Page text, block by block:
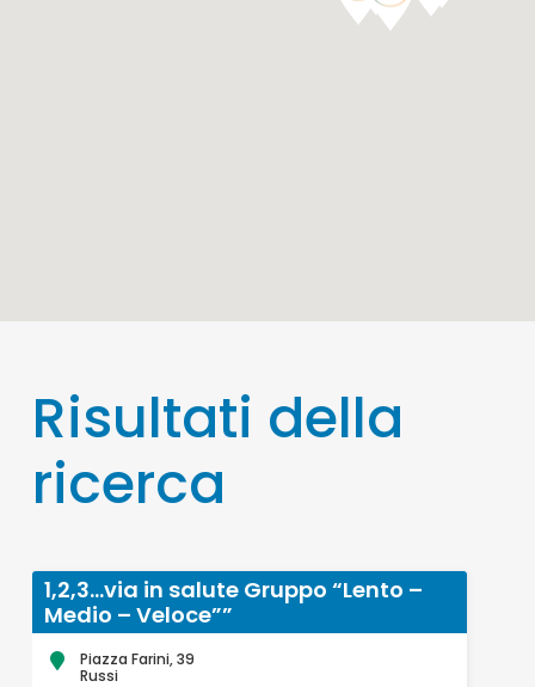
Risultati della
ricerca
1,2,3…via in salute Gruppo “Lento –
Medio – Veloce””
Piazza Farini, 39
Russi